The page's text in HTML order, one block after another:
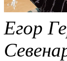
Егор